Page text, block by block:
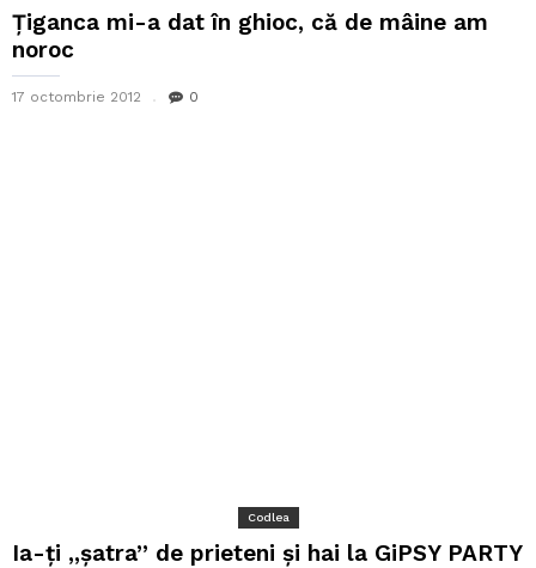
Țiganca mi-a dat în ghioc, că de mâine am
noroc
17 octombrie 2012 0
Codlea
Ia-ți ,,șatra” de prieteni și hai la GiPSY PARTY